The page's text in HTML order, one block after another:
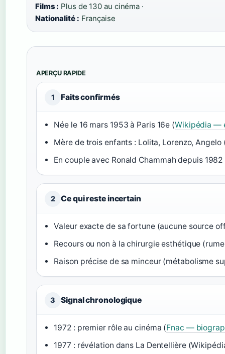
Films : Plus de 130 au cinéma ·
Nationalité : Française
APERÇU RAPIDE
1 Faits confirmés
Née le 16 mars 1953 à Paris 16e (Wikipédia —
Mère de trois enfants : Lolita, Lorenzo, Angelo
En couple avec Ronald Chammah depuis 1982
2 Ce qui reste incertain
Valeur exacte de sa fortune (aucune source
Recours ou non à la chirurgie esthétique
Raison précise de sa minceur (métabolisme
3 Signal chronologique
1972 : premier rôle au cinéma (Fnac —
1977 : révélation dans La Dentellière